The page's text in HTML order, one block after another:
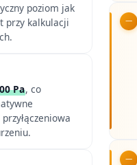
poziom jak
przy kalkulacji
Pa, co